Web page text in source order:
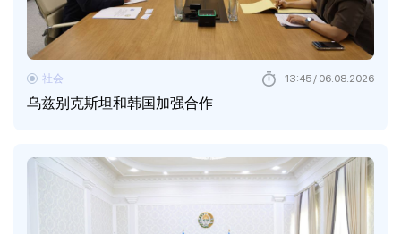
乌兹别克斯坦和韩国加强合作
社会 13:45 / 06.08.2026